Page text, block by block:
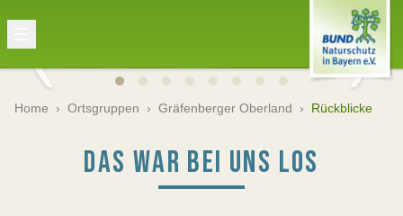
Home › Ortsgruppen › Gräfenberger Oberland › Rückblicke
DAS WAR BEI UNS LOS